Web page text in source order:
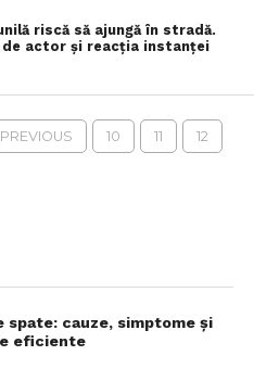
riscă să ajungă în stradă.
de actor și reacția instanței
PREVIOUS 10 11 12
spate: cauze, simptome și
eficiente